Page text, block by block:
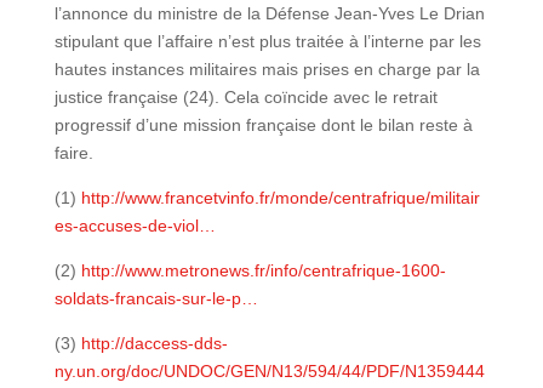
l’annonce du ministre de la Défense Jean-Yves Le Drian
stipulant que l’affaire n’est plus traitée à l’interne par les
hautes instances militaires mais prises en charge par la
justice française (24). Cela coïncide avec le retrait
progressif d’une mission française dont le bilan reste à
faire.
(1) http://www.francetvinfo.fr/monde/centrafrique/militair
es-accuses-de-viol…
(2) http://www.metronews.fr/info/centrafrique-1600-
soldats-francais-sur-le-p…
(3) http://daccess-dds-
ny.un.org/doc/UNDOC/GEN/N13/594/44/PDF/N1359444